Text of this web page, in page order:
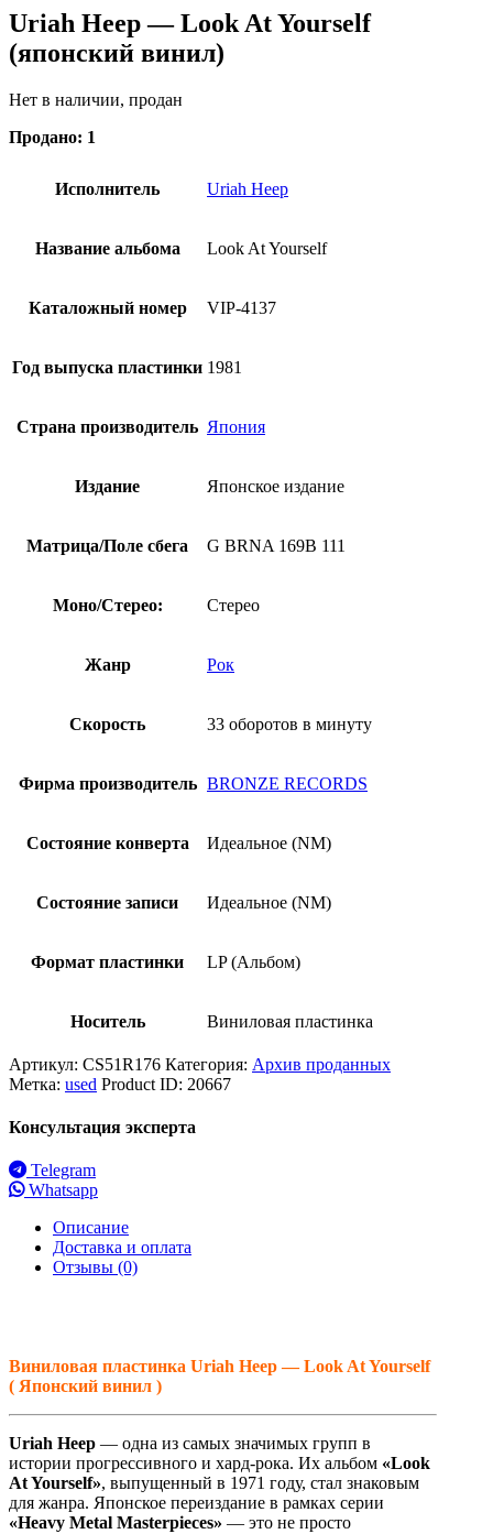
Uriah Heep — Look At Yourself
(японский винил)
Нет в наличии, продан
Продано: 1
Исполнитель Uriah Heep
Название альбома Look At Yourself
Каталожный номер VIP-4137
Год выпуска пластинки 1981
Страна производитель Япония
Издание Японское издание
Матрица/Поле сбега G BRNA 169B 111
Моно/Стерео: Стерео
Жанр Рок
Скорость 33 оборотов в минуту
Фирма производитель BRONZE RECORDS
Состояние конверта Идеальное (NM)
Состояние записи Идеальное (NM)
Формат пластинки LP (Альбом)
Носитель Виниловая пластинка
Артикул: CS51R176 Категория: Архив проданных
Метка: used Product ID: 20667
Консультация эксперта
Telegram
Whatsapp
Описание
Доставка и оплата
Отзывы (0)
Виниловая пластинка Uriah Heep — Look At Yourself
( Японский винил )
Uriah Heep — одна из самых значимых групп в
истории прогрессивного и хард-рока. Их альбом «Look
At Yourself», выпущенный в 1971 году, стал знаковым
для жанра. Японское переиздание в рамках серии
«Heavy Metal Masterpieces» — это не просто